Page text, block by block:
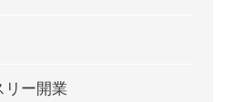
リー開業